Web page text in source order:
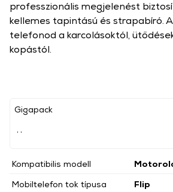
Gigapack
Kompatibilis modell
Mobiltelefon tok típusa
Flip
professzionális megjelenést
kellemes tapintású és strapabíró.
telefonod a karcolásoktól,
kopástól.